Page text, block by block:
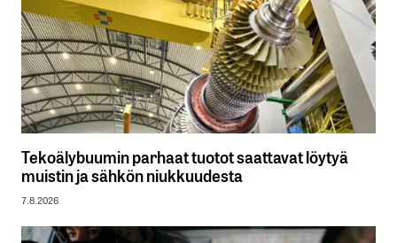
Tekoälybuumin parhaat tuotot saattavat löytyä
muistin ja sähkön niukkuudesta
7.8.2026